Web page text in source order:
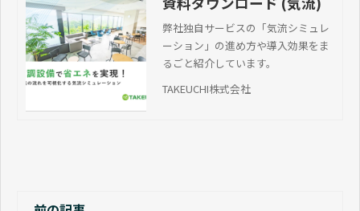
TAKEUCHIでは、気流シミュレーションを活用した空調
計画から施工、運用サポートまで一貫して支援していま
す。体育館空調の導入をご検討中の方は、ぜひ下記資料
をご活用ください。
→【おすすめ！】記事の最後に読みたい「気流シミュレ